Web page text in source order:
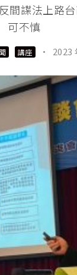
間諜法上路
可不慎
講座 · 2023